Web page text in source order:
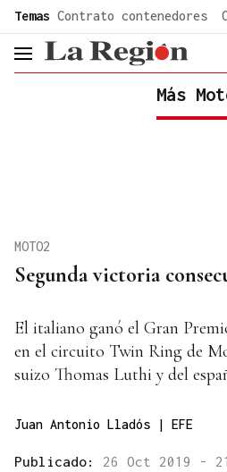
Temas Contrato contenedores
header.menu.open
Más
Segunda victoria
MOTO2
El italiano ganó el Gran
en el circuito Twin Ring de
suizo Thomas Luthi y del
Juan Antonio Lladós | EFE
Publicado: 26 Oct 2019 -